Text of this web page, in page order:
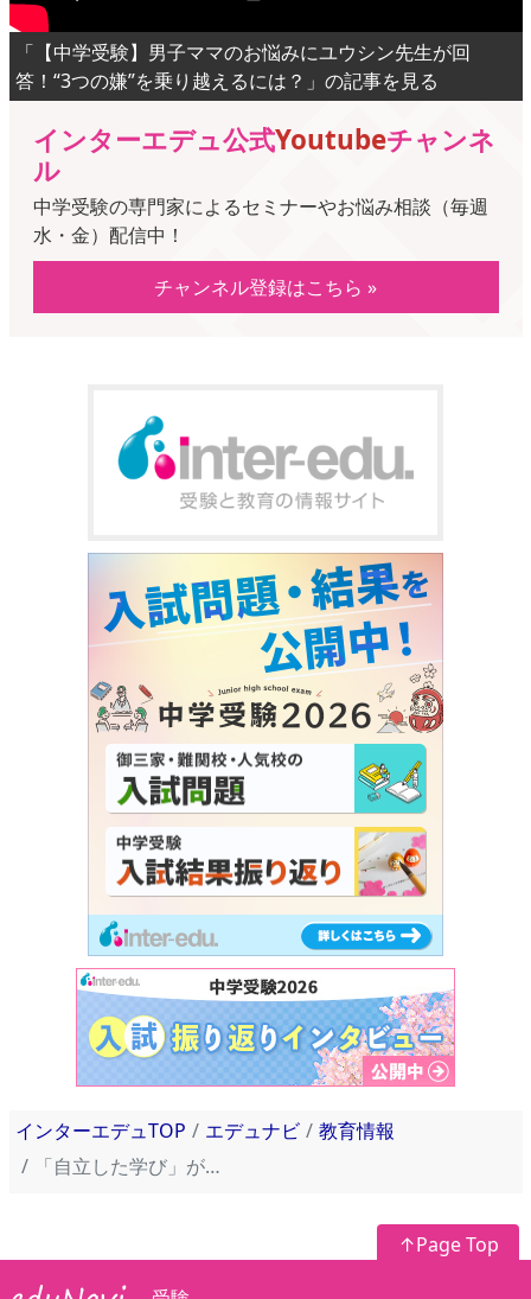
「【中学受験】男子ママのお悩みにユウシン先生が回
答！“3つの嫌”を乗り越えるには？」の記事を見る
インターエデュ公式Youtubeチャンネ
ル
中学受験の専門家によるセミナーやお悩み相談（毎週
水・金）配信中！
チャンネル登録はこちら »
インターエデュTOP エデュナビ
教育情報
「自立した学び」が未来をひらく！チューター&東大生クラスサポーターが語るMEPLOの力【エデュママ社員突撃隊が行く！東大現役進学塾MEPLO−後編−】
↑Page Top